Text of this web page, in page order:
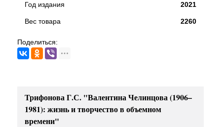
Год издания 2021
Вес товара 2260
Поделиться:
Трифонова Г.С. "Валентина Челинцова (1906–
1981): жизнь и творчество в объемном
времени"